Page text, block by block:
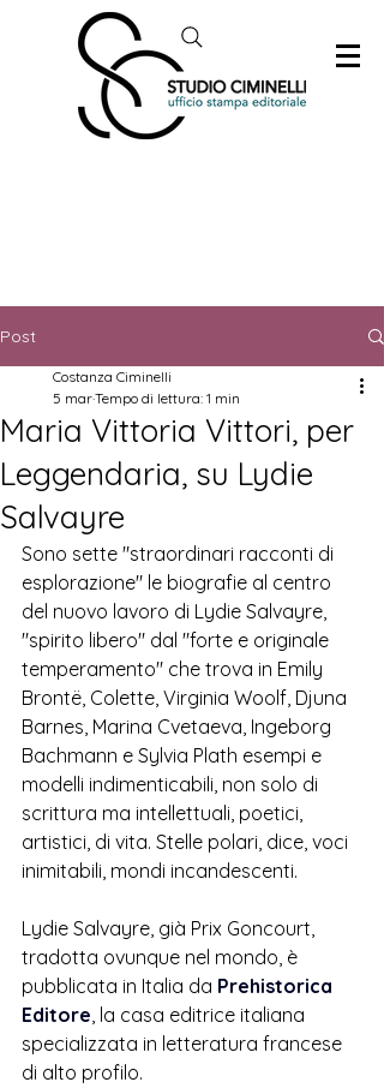
Post
Maria Vittoria Vittori, per
Leggendaria, su Lydie
Salvayre
Costanza Ciminelli
5 marTempo di lettura: 1 min
Sono sette "straordinari racconti di
esplorazione" le biografie al centro
del nuovo lavoro di Lydie Salvayre,
"spirito libero" dal "forte e originale
temperamento" che trova in Emily
Brontë, Colette, Virginia Woolf, Djuna
Barnes, Marina Cvetaeva, Ingeborg
Bachmann e Sylvia Plath esempi e
modelli indimenticabili, non solo di
scrittura ma intellettuali, poetici,
artistici, di vita. Stelle polari, dice, voci
inimitabili, mondi incandescenti.
Lydie Salvayre, già Prix Goncourt,
tradotta ovunque nel mondo, è
pubblicata in Italia da Prehistorica
Editore, la casa editrice italiana
specializzata in letteratura francese
di alto profilo.